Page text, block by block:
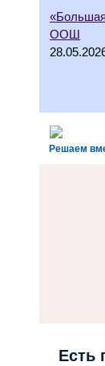
ООШ
Решаем
Есть